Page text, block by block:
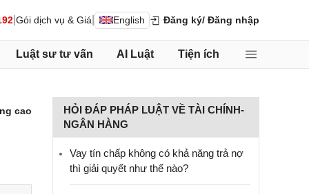
Gói dịch vụ & Giá English Đăng ký/ Đăng nhập
Luật sư tư vấn AI Luật Tiện ích
cao
HỎI ĐÁP PHÁP LUẬT VỀ TÀI CHÍNH-
NGÂN HÀNG
Vay tín chấp không có khả năng trả nợ
thì giải quyết như thế nào?